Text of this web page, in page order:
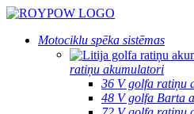
Motociklu spēka sistēmas
ratiņu akumulatori
36 V golfa ratiņu
48 V golfa Barta